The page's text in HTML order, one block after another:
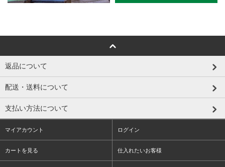
返品について
配送・送料について
支払い方法について
マイアカウント ログイン
カートを見る 仕入れたいお客様